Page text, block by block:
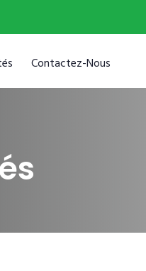
Contactez-Nous